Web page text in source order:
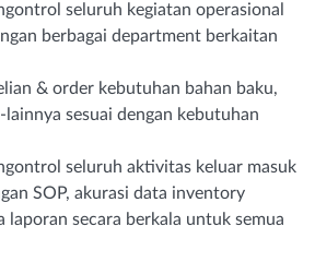
seluruh kegiatan operasional
berbagai department berkaitan
& order kebutuhan bahan baku,
sesuai dengan kebutuhan
seluruh aktivitas keluar masuk
SOP, akurasi data inventory
laporan secara berkala untuk semua